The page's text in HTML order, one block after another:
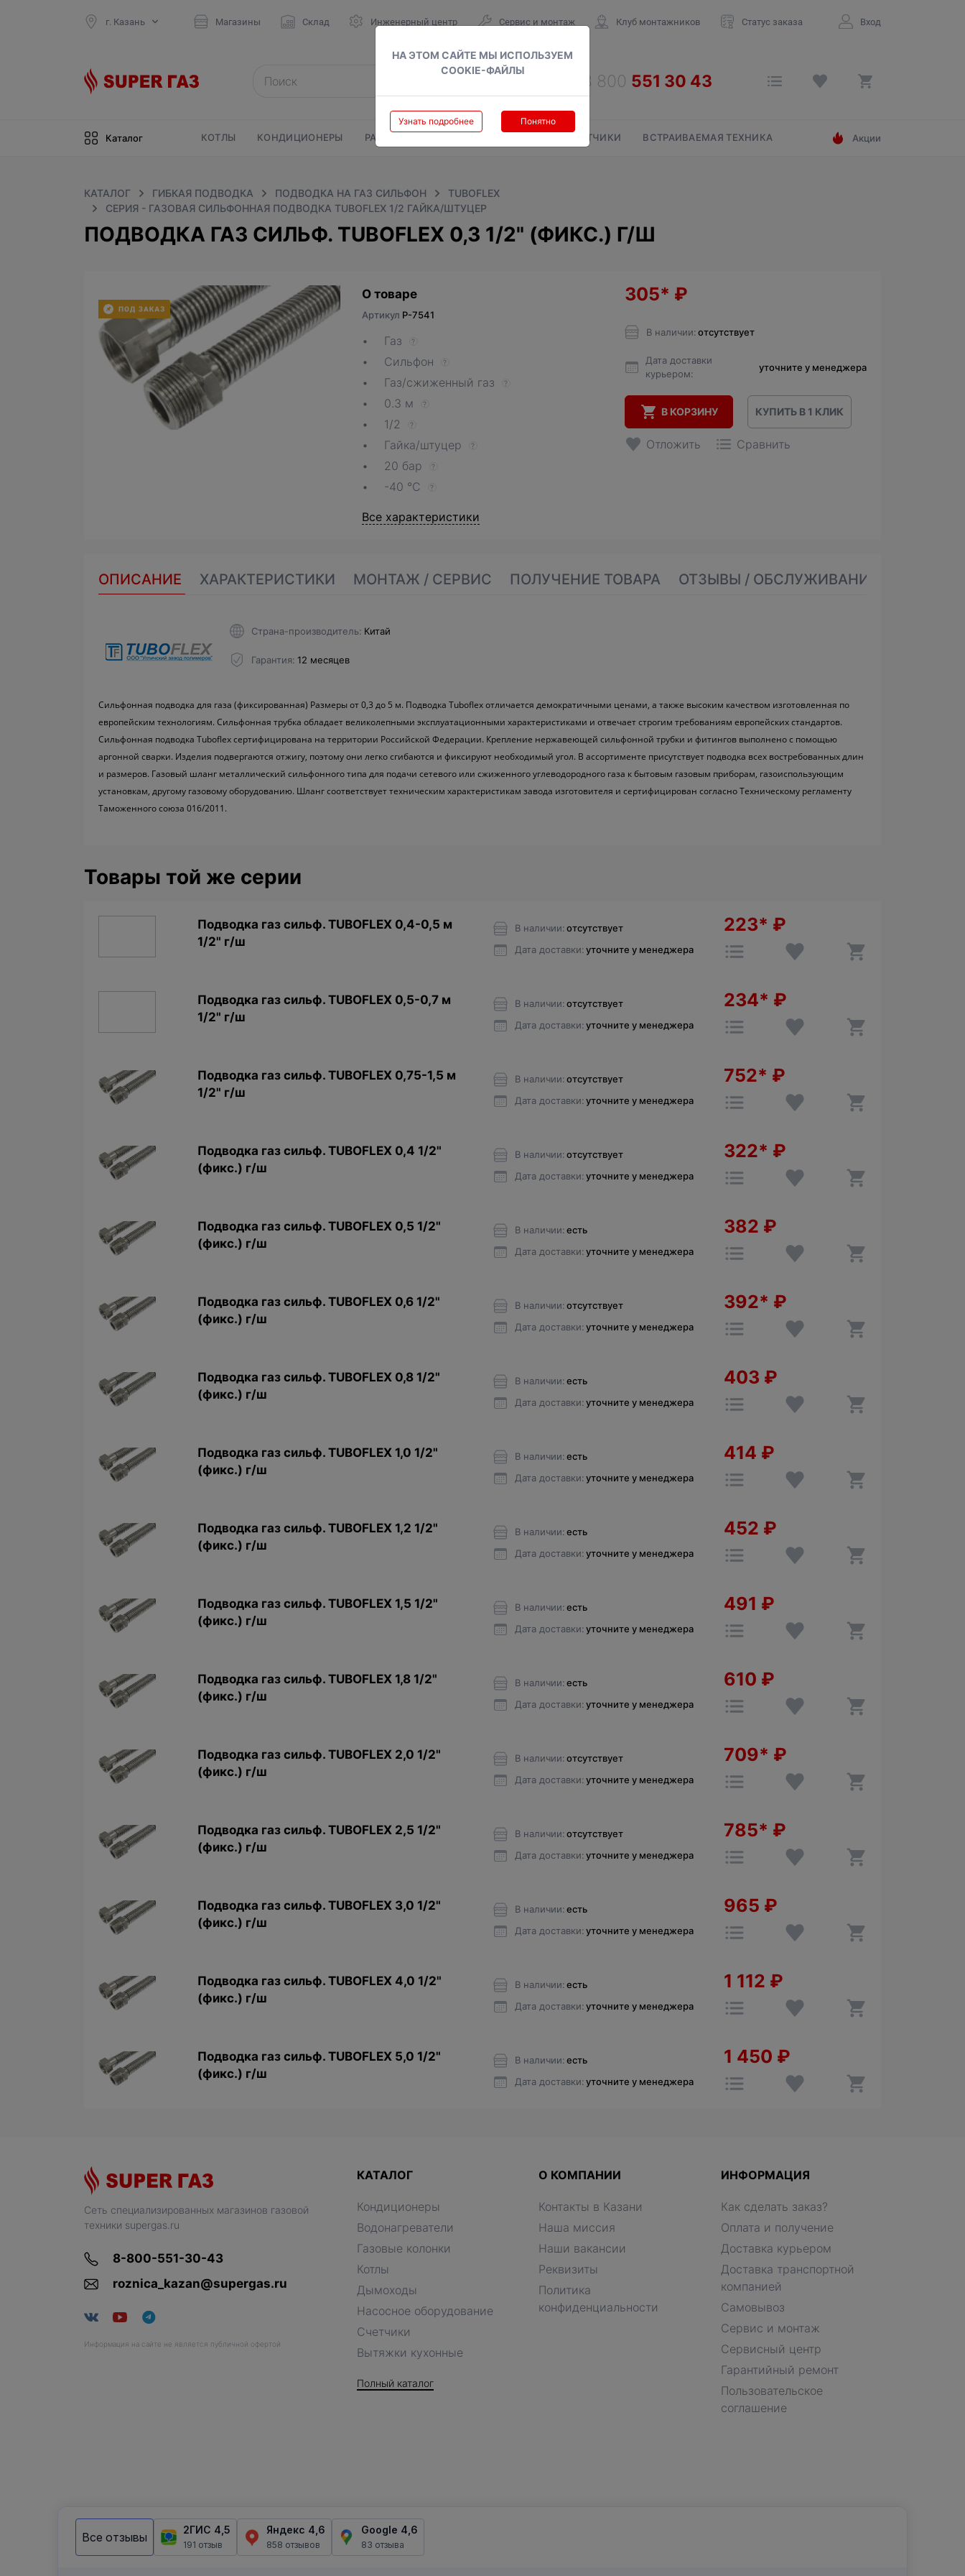
НА ЭТОМ САЙТЕ МЫ ИСПОЛЬЗУЕМ
COOKIE-ФАЙЛЫ
Узнать подробнее Понятно
г. Казань Магазины Склад Инженерный центр Сервис и монтаж Клуб монтажников Статус заказа Вход
Каталог КОТЛЫ КОНДИЦИОНЕРЫ РАДИАТОРЫ СЧЕТЧИКИ ВСТРАИВАЕМАЯ ТЕХНИКА Акции
КАТАЛОГ ГИБКАЯ ПОДВОДКА ПОДВОДКА НА ГАЗ СИЛЬФОН
TUBOFLEX
СЕРИЯ - ГАЗОВАЯ СИЛЬФОННАЯ ПОДВОДКА TUBOFLEX 1/2 ГАЙКА/ШТУЦЕР
ПОДВОДКА ГАЗ СИЛЬФ. TUBOFLEX 0,3 1/2" (ФИКС.) Г/Ш
О товаре
Артикул P-7541
Газ ?
Сильфон ?
Газ/сжиженный газ ?
0.3 м ?
1/2 ?
Гайка/штуцер ?
20 бар ?
-40 °С ?
Все характеристики
305* ₽
В наличии: отсутствует
Дата доставки
курьером:
уточните у менеджера
В КОРЗИНУ КУПИТЬ В 1 КЛИК
Отложить Сравнить
ОПИСАНИЕ ХАРАКТЕРИСТИКИ МОНТАЖ / СЕРВИС ПОЛУЧЕНИЕ ТОВАРА ОТЗЫВЫ / ОБСЛУЖИВАНИЕ
Страна-производитель Китай
Гарантия 12 месяцев
Сильфонная подводка для газа (фиксированная) Размеры от 0,3 до 5 м. Подводка Tuboflex отличается демократичными ценами, а также высоким качеством изготовленная по
европейским технологиям. Сильфонная трубка обладает великолепными эксплуатационными характеристиками и отвечает строгим требованиям европейских стандартов.
Сильфонная подводка Tuboflex сертифицирована на территории Российской Федерации. Крепление нержавеющей сильфонной трубки и фитингов выполнено с помощью
аргонной сварки. Изделия подвергаются отжигу, поэтому они легко сгибаются и фиксируют необходимый угол. В ассортименте присутствует подводка всех востребованных длин
и размеров. Газовый шланг металлический сильфонного типа для подачи сетевого или сжиженного углеводородного газа к бытовым газовым приборам, газоиспользующим
установкам, другому газовому оборудованию. Шланг соответствует техническим характеристикам завода изготовителя и сертифицирован согласно Техническому регламенту
Таможенного союза 016/2011.
Товары той же серии
Подводкa газ сильф. TUBOFLEX 0,4-0,5 м
1/2" г/ш
В наличии: отсутствует
Дата доставки: уточните у менеджера
223* ₽
Подводкa газ сильф. TUBOFLEX 0,5-0,7 м
1/2" г/ш
В наличии: отсутствует
Дата доставки: уточните у менеджера
234* ₽
Подводкa газ сильф. TUBOFLEX 0,75-1,5 м
1/2" г/ш
В наличии: отсутствует
Дата доставки: уточните у менеджера
752* ₽
Подводка газ сильф. TUBOFLEX 0,4 1/2"
(фикс.) г/ш
В наличии: отсутствует
Дата доставки: уточните у менеджера
322* ₽
Подводка газ сильф. TUBOFLEX 0,5 1/2"
(фикс.) г/ш
В наличии: есть
Дата доставки: уточните у менеджера
382 ₽
Подводка газ сильф. TUBOFLEX 0,6 1/2"
(фикс.) г/ш
В наличии: отсутствует
Дата доставки: уточните у менеджера
392* ₽
Подводка газ сильф. TUBOFLEX 0,8 1/2"
(фикс.) г/ш
В наличии: есть
Дата доставки: уточните у менеджера
403 ₽
Подводка газ сильф. TUBOFLEX 1,0 1/2"
(фикс.) г/ш
В наличии: есть
Дата доставки: уточните у менеджера
414 ₽
Подводка газ сильф. TUBOFLEX 1,2 1/2"
(фикс.) г/ш
В наличии: есть
Дата доставки: уточните у менеджера
452 ₽
Подводка газ сильф. TUBOFLEX 1,5 1/2"
(фикс.) г/ш
В наличии: есть
Дата доставки: уточните у менеджера
491 ₽
Подводка газ сильф. TUBOFLEX 1,8 1/2"
(фикс.) г/ш
В наличии: есть
Дата доставки: уточните у менеджера
610 ₽
Подводка газ сильф. TUBOFLEX 2,0 1/2"
(фикс.) г/ш
В наличии: отсутствует
Дата доставки: уточните у менеджера
709* ₽
Подводка газ сильф. TUBOFLEX 2,5 1/2"
(фикс.) г/ш
В наличии: отсутствует
Дата доставки: уточните у менеджера
785* ₽
Подводка газ сильф. TUBOFLEX 3,0 1/2"
(фикс.) г/ш
В наличии: есть
Дата доставки: уточните у менеджера
965 ₽
Подводка газ сильф. TUBOFLEX 4,0 1/2"
(фикс.) г/ш
В наличии: есть
Дата доставки: уточните у менеджера
1 112 ₽
Подводка газ сильф. TUBOFLEX 5,0 1/2"
(фикс.) г/ш
В наличии: есть
Дата доставки: уточните у менеджера
1 450 ₽
Сеть специализированных магазинов газовой
техники supergas.ru
8-800-551-30-43
roznica_kazan@supergas.ru
Информация на сайте не является публичной офертой
КАТАЛОГ
Кондиционеры
Водонагреватели
Газовые колонки
Котлы
Дымоходы
Насосное оборудование
Счетчики
Вытяжки кухонные
Полный каталог
О КОМПАНИИ
Контакты в Казани
Наша миссия
Наши вакансии
Реквизиты
Политика
конфиденциальности
ИНФОРМАЦИЯ
Как сделать заказ?
Оплата и получение
Доставка курьером
Доставка транспортной
компанией
Самовывоз
Сервис и монтаж
Сервисный центр
Гарантийный ремонт
Пользовательское
соглашение